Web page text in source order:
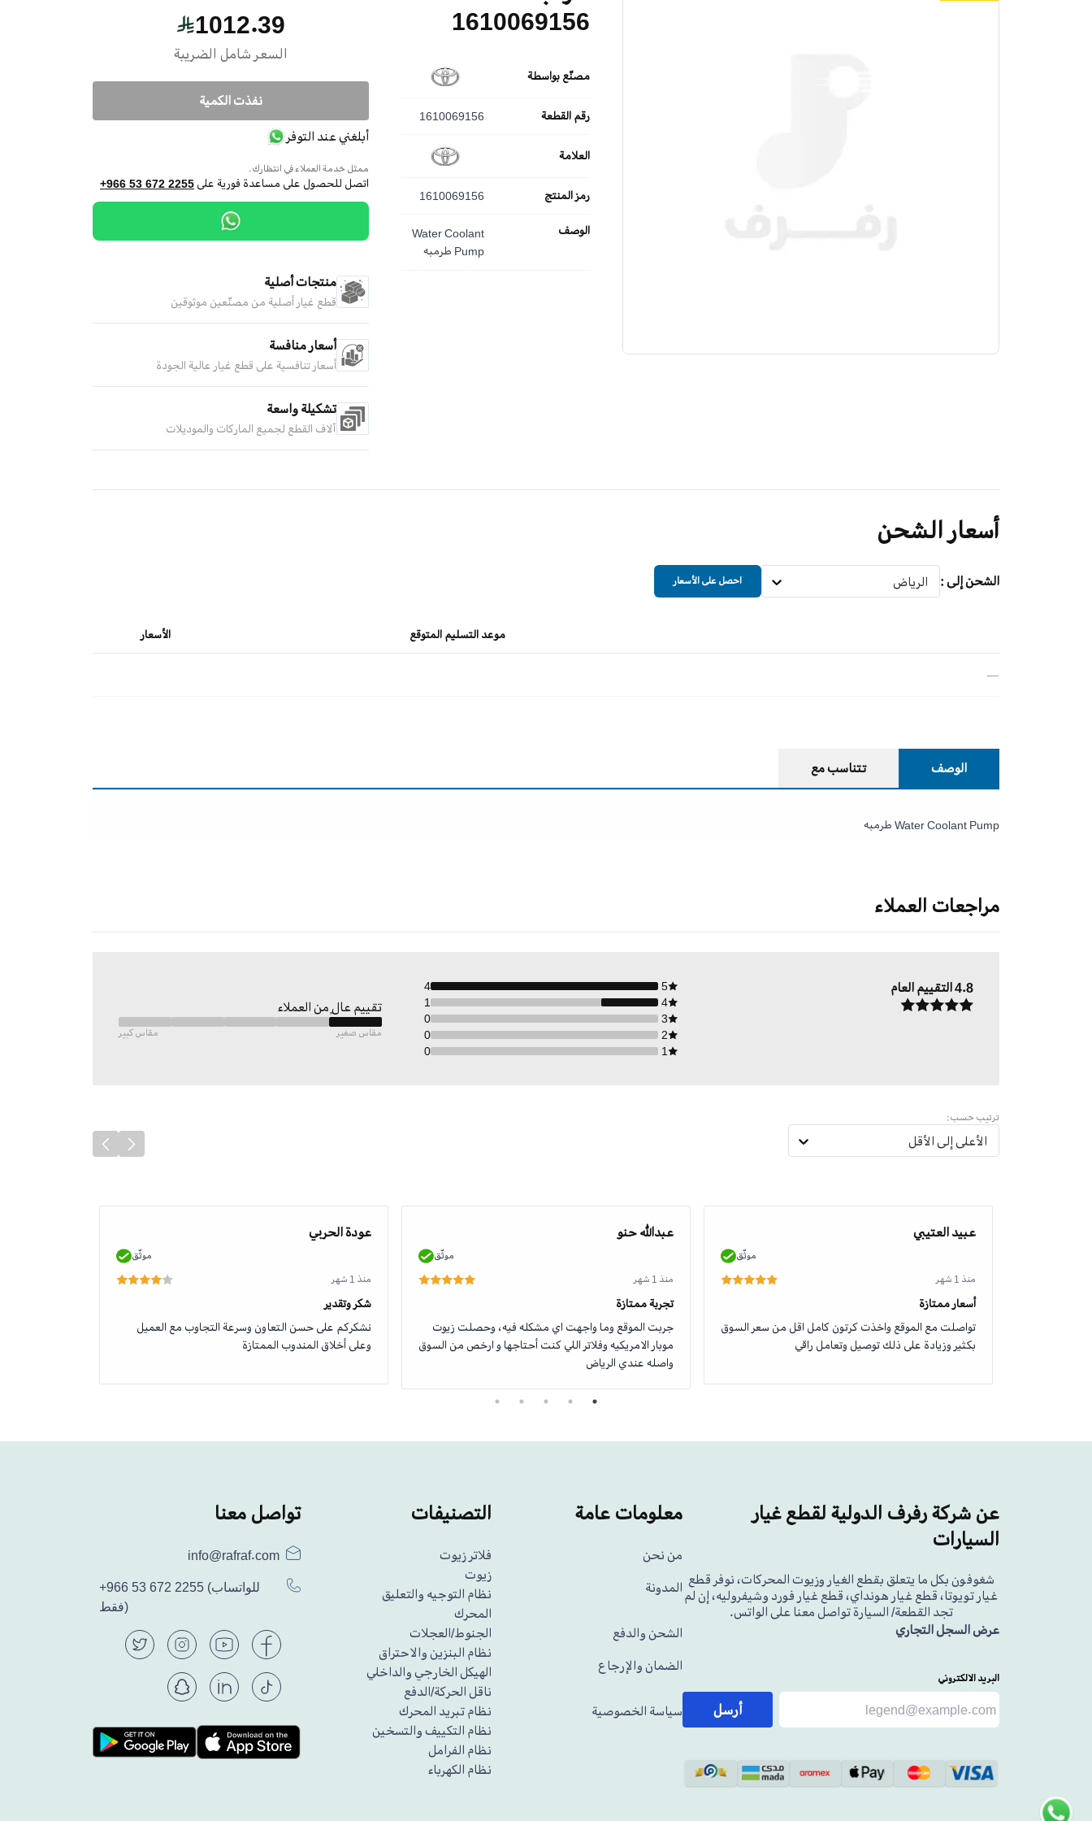
1610069156
مصنّع بواسطة
رقم القطعة 1610069156
العلامة
رمز المنتج 1610069156
الوصف
Water Coolant
Pump طرمبه
1012.39
السعر شامل الضريبة
نفذت الكمية
أبلغني عند التوفر
ممثل خدمة العملاء في انتظارك.
اتصل للحصول على مساعدة فورية على +966 53 672 2255
منتجات أصلية
قطع غيار أصلية من مصنّعين موثوقين
أسعار منافسة
أسعار تنافسية على قطع غيار عالية الجودة
تشكيلة واسعة
آلاف القطع لجميع الماركات والموديلات
أسعار الشحن
الشحن إلى : الرياض احصل على الأسعار
موعد التسليم المتوقع الأسعار
—
الوصف تتناسب مع
Water Coolant Pump طرمبه
مراجعات العملاء
4.8التقييم العام 5
4
4
1
3
0
2
0
1
0
تقييم عالٍ من العملاء
مقاس صغير مقاس كبير
ترتيب حسب:
الأعلى إلى الأقل
عبيد العتيبي
موثّق
منذ 1 شهر
أسعار ممتازة
تواصلت مع الموقع واخذت كرتون كامل اقل من سعر السوق
بكثير وزيادة على ذلك توصيل وتعامل راقي
عبدالله حنو
موثّق
منذ 1 شهر
تجربة ممتازة
جربت الموقع وما واجهت اي مشكله فيه، وحصلت زيوت
موبار الامريكيه وفلاتر اللي كنت أحتاجها و ارخص من السوق
واصله عندي الرياض
عودة الحربي
موثّق
منذ 1 شهر
شكر وتقدير
نشكركم على حسن التعاون وسرعة التجاوب مع العميل
وعلى أخلاق المندوب الممتازة
عن شركة رفرف الدولية لقطع غيار
السيارات
شغوفون بكل ما يتعلق بقطع الغيار وزيوت المحركات، نوفر قطع
غيار تويوتا، قطع غيار هونداي، قطع غيار فورد وشيفروليه، إن لم
تجد القطعة/ السيارة تواصل معنا على الواتس.
عرض السجل التجاري
البريد الالكتروني
أرسل
معلومات عامة
من نحن
المدونة
الشحن والدفع
الضمان والإرجاع
سياسة الخصوصية
التصنيفات
فلاتر زيوت
زيوت
نظام التوجيه والتعليق
المحرك
الجنوط/العجلات
نظام البنزين والاحتراق
الهيكل الخارجي والداخلي
ناقل الحركة/الدفع
نظام تبريد المحرك
نظام التكييف والتسخين
نظام الفرامل
نظام الكهرباء
تواصل معنا
info@rafraf.com
+966 53 672 2255 (للواتساب
فقط)